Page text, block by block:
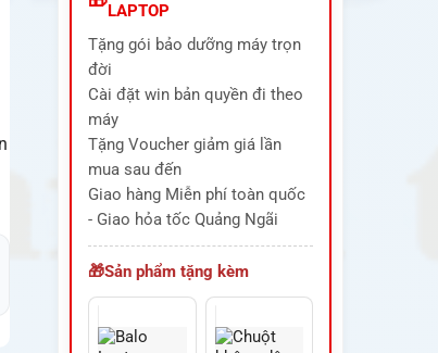
LAPTOP
Tặng gói bảo dưỡng máy trọn
đời
Cài đặt win bản quyền đi theo
máy
Tặng Voucher giảm giá lần
mua sau đến
Giao hàng Miễn phí toàn quốc
- Giao hỏa tốc Quảng Ngãi
Sản phẩm tặng kèm